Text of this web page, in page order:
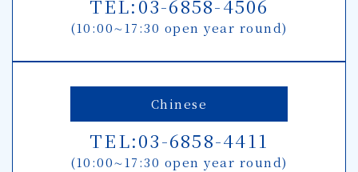
TEL:03-6858-4506
(10:00∼17:30 open year round)
Chinese
TEL:03-6858-4411
(10:00∼17:30 open year round)